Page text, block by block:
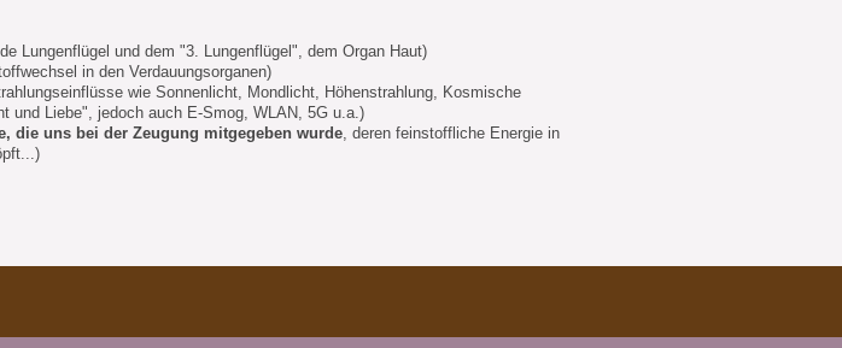
Lungenflügel und dem "3. Lungenflügel", dem Organ Haut)
in den Verdauungsorganen)
wie Sonnenlicht, Mondlicht, Höhenstrahlung, Kosmische
und Liebe", jedoch auch E-Smog, WLAN, 5G u.a.)
die uns bei der Zeugung mitgegeben wurde , deren feinstoffliche Energie in